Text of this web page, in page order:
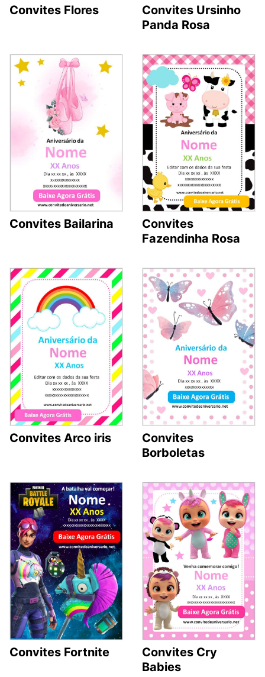
Convites Flores
Convites Ursinho
Panda Rosa
Convites Bailarina
Convites
Fazendinha Rosa
Convites Arco iris
Convites
Borboletas
Convites Fortnite
Convites Cry
Babies